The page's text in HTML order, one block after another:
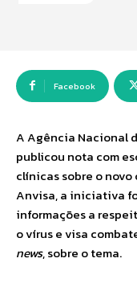
Facebook
A Agência Nacional
publicou nota com
clínicas sobre o
Anvisa, a iniciativa
informações a
o vírus e visa
news, sobre o tema.